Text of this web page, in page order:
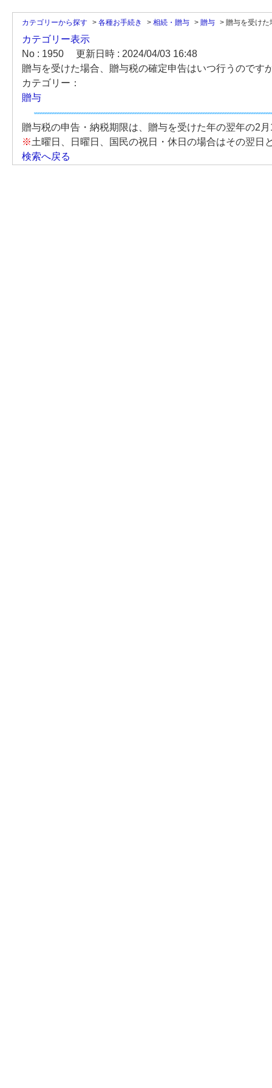
カテゴリーから探す > 各種お手続き > 相続・贈与 > 贈与 > 贈与を受けた
カテゴリー表示
No : 1950
更新日時 : 2024/04/03 16:48
贈与を受けた場合、贈与税の確定申告はいつ行うのです
カテゴリー：
贈与
贈与税の申告・納税期限は、贈与を受けた年の翌年の2
※土曜日、日曜日、国民の祝日・休日の場合はその翌日
検索へ戻る